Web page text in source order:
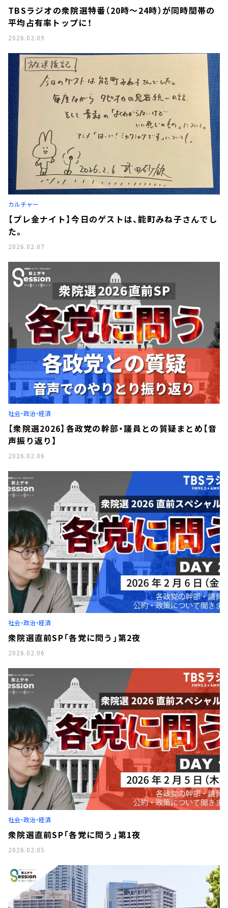
TBSラジオの衆院選特番（20時～24時）が同時間帯の
平均占有率トップに！
2026.02.09
カルチャー
【プレ金ナイト】今日のゲストは、能町みね子さんでし
た。
2026.02.07
社会・政治・経済
【衆院選2026】各政党の幹部・議員との質疑まとめ【音
声振り返り】
2026.02.06
社会・政治・経済
衆院選直前SP「各党に問う」第2夜
2026.02.06
社会・政治・経済
衆院選直前SP「各党に問う」第1夜
2026.02.05